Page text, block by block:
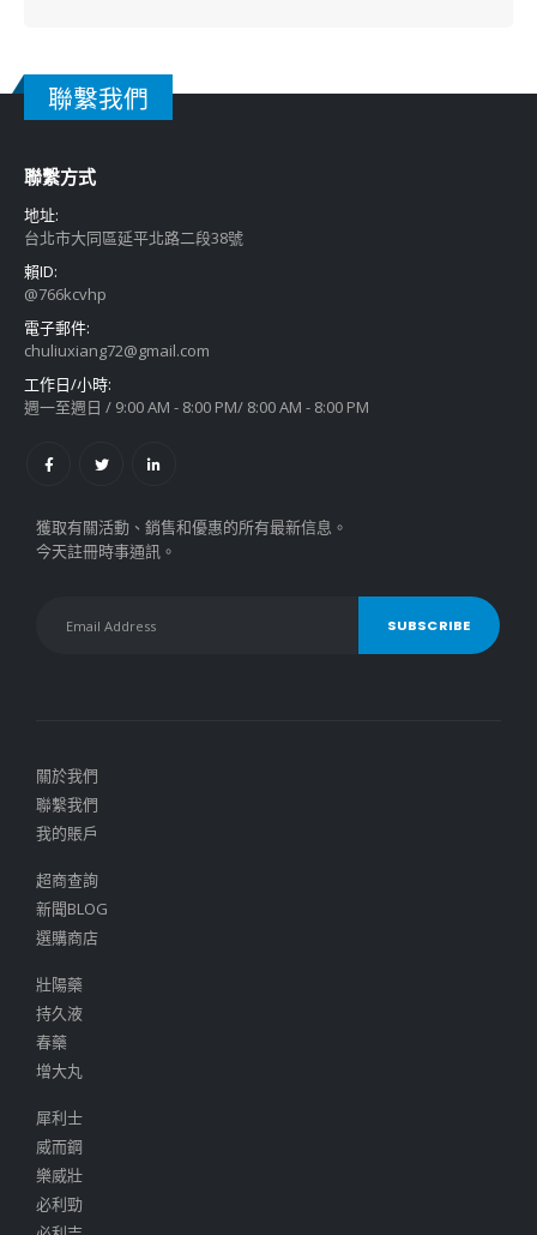
聯繫我們
聯繫方式
地址:
台北市大同區延平北路二段38號
賴ID:
@766kcvhp
電子郵件:
chuliuxiang72@gmail.com
工作日/小時:
週一至週日 / 9:00 AM - 8:00 PM/ 8:00 AM - 8:00 PM
獲取有關活動、銷售和優惠的所有最新信息。
今天註冊時事通訊。
關於我們
聯繫我們
我的賬戶
超商查詢
新聞BLOG
選購商店
壯陽藥
持久液
春藥
增大丸
犀利士
威而鋼
樂威壯
必利勁